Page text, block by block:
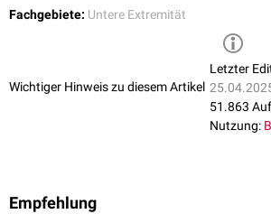
Fachgebiete: Untere Extremität
Wichtiger Hinweis zu diesem Artikel
Letzter
51.863
Nutzung:
Empfehlung